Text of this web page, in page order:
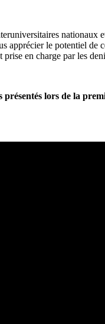
apprécier le potentiel
en charge par les
lors de la